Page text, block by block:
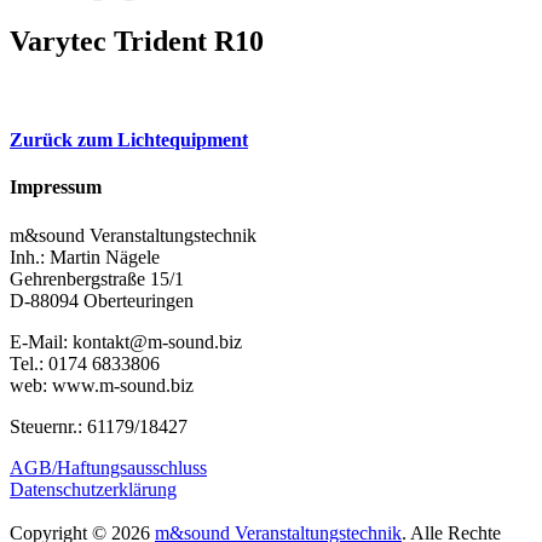
Varytec Trident R10
Zurück zum Lichtequipment
Impressum
m&sound Veranstaltungstechnik
Inh.: Martin Nägele
Gehrenbergstraße 15/1
D-88094 Oberteuringen
E-Mail: kontakt@m-sound.biz
Tel.: 0174 6833806
web: www.m-sound.biz
Steuernr.: 61179/18427
AGB/Haftungsausschluss
Datenschutzerklärung
Copyright © 2026 m&sound Veranstaltungstechnik. Alle Rechte